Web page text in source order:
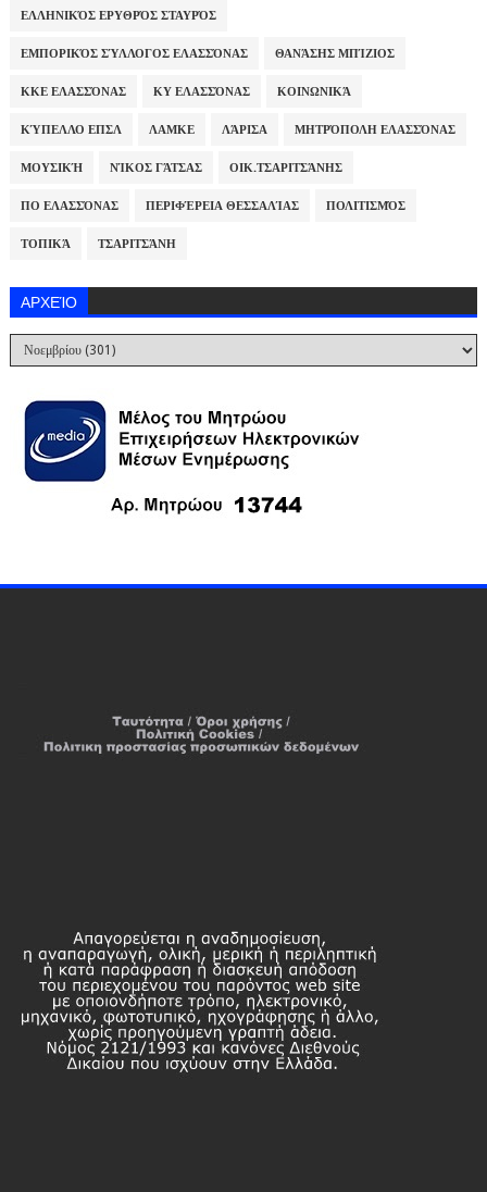
ΕΛΛΗΝΙΚΌΣ ΕΡΥΘΡΌΣ ΣΤΑΥΡΌΣ
ΕΜΠΟΡΙΚΌΣ ΣΎΛΛΟΓΟΣ ΕΛΑΣΣΌΝΑΣ ΘΑΝΆΣΗΣ ΜΠΊΖΙΟΣ
ΚΚΕ ΕΛΑΣΣΌΝΑΣ ΚΥ ΕΛΑΣΣΌΝΑΣ ΚΟΙΝΩΝΙΚΆ
ΚΎΠΕΛΛΟ ΕΠΣΛ ΛΑΜΚΕ ΛΆΡΙΣΑ ΜΗΤΡΌΠΟΛΗ ΕΛΑΣΣΌΝΑΣ
ΜΟΥΣΙΚΉ ΝΊΚΟΣ ΓΆΤΣΑΣ ΟΙΚ.ΤΣΑΡΙΤΣΆΝΗΣ
ΠΟ ΕΛΑΣΣΌΝΑΣ ΠΕΡΙΦΈΡΕΙΑ ΘΕΣΣΑΛΊΑΣ ΠΟΛΙΤΙΣΜΌΣ
ΤΟΠΙΚΆ ΤΣΑΡΙΤΣΆΝΗ
ΑΡΧΕΊΟ